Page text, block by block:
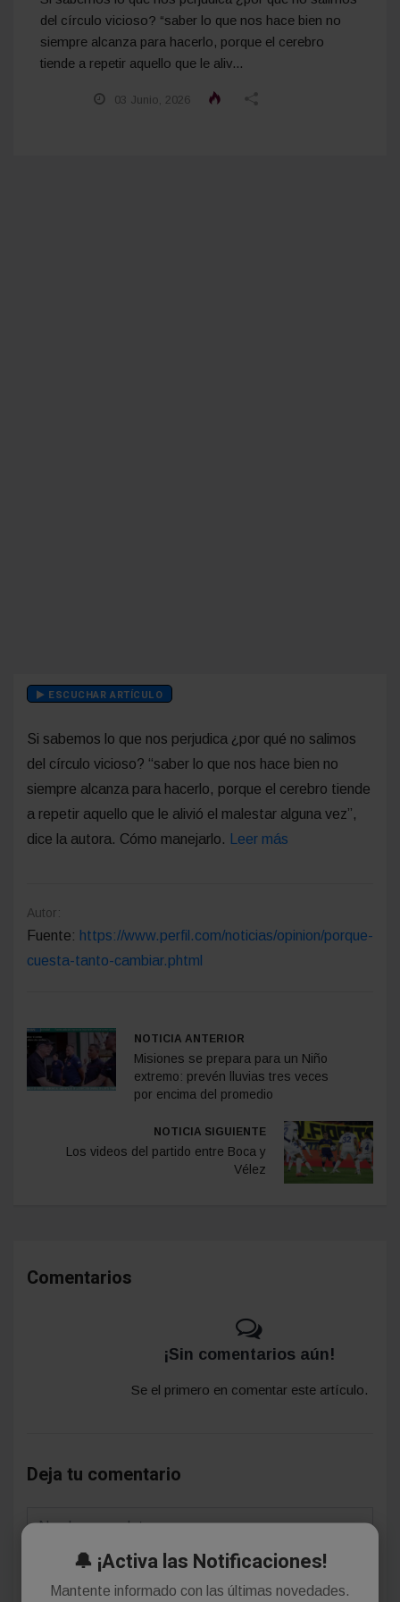
del círculo vicioso? “saber lo que nos hace bien no
siempre alcanza para hacerlo, porque el cerebro
tiende a repetir aquello que le aliv...
03 Junio, 2026
ESCUCHAR ARTÍCULO
Si sabemos lo que nos perjudica ¿por qué no salimos
del círculo vicioso? “saber lo que nos hace bien no
siempre alcanza para hacerlo, porque el cerebro tiende
a repetir aquello que le alivió el malestar alguna vez”,
dice la autora. Cómo manejarlo.
Leer más
Autor:
Fuente: https://www.perfil.com/noticias/opinion/porque-
cuesta-tanto-cambiar.phtml
NOTICIA ANTERIOR
Misiones se prepara para un Niño
extremo: prevén lluvias tres veces
por encima del promedio
NOTICIA SIGUIENTE
Los videos del partido entre Boca y
Vélez
Comentarios
¡Sin comentarios aún!
Se el primero en comentar este artículo.
Deja tu comentario
🔔 ¡Activa las Notificaciones!
Mantente informado con las últimas novedades.